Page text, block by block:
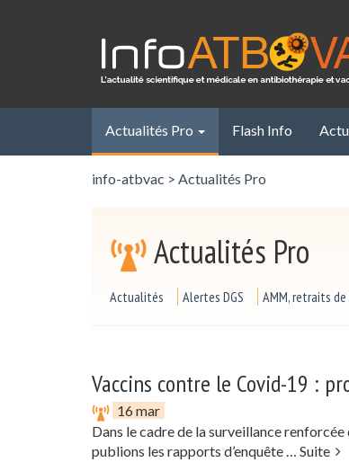
Actualités Pro Flash Info
info-atbvac > Actualités Pro
Actualités Pro
Actualités Alertes DGS AMM, retraits
Vaccins contre le Covid-19 :
16 mar
Dans le cadre de la surveillance
publions les rapports d’enquête … Suite